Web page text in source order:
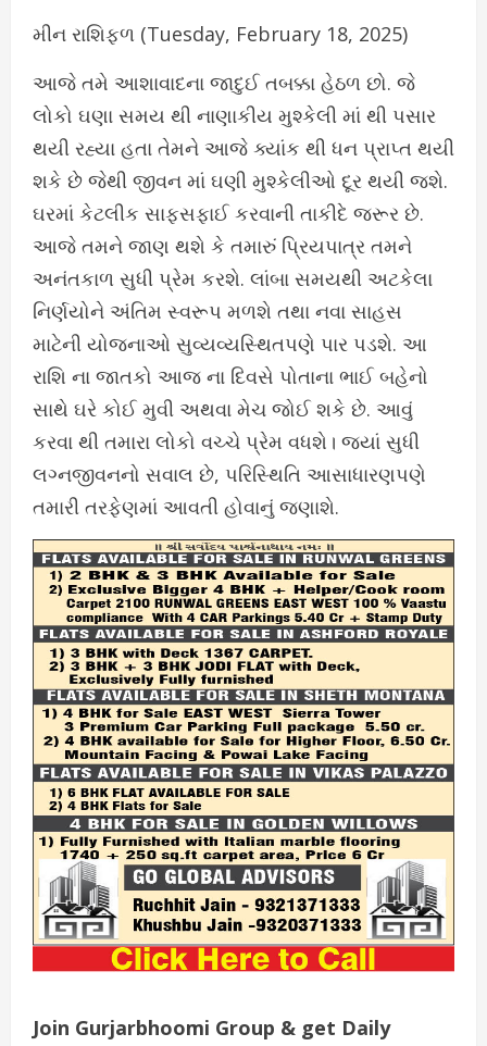
મીન રાશિફળ (Tuesday, February 18, 2025)
આજે તમે આશાવાદના જાદુઈ તબક્કા હેઠળ છો. જે
લોકો ઘણા સમય થી નાણાકીય મુશ્કેલી માં થી પસાર
થયી રહ્યા હતા તેમને આજે ક્યાંક થી ધન પ્રાપ્ત થયી
શકે છે જેથી જીવન માં ઘણી મુશ્કેલીઓ દૂર થયી જશે.
ઘરમાં કેટલીક સાફસફાઈ કરવાની તાકીદે જરૂર છે.
આજે તમને જાણ થશે કે તમારું પ્રિયપાત્ર તમને
અનંતકાળ સુધી પ્રેમ કરશે. લાંબા સમયથી અટકેલા
નિર્ણયોને અંતિમ સ્વરૂપ મળશે તથા નવા સાહસ
માટેની યોજનાઓ સુવ્યવ્યસ્થિતપણે પાર પડશે. આ
રાશિ ના જાતકો આજ ના દિવસે પોતાના ભાઈ બહેનો
સાથે ઘરે કોઈ મુવી અથવા મેચ જોઈ શકે છે. આવું
કરવા થી તમારા લોકો વચ્ચે પ્રેમ વધશે। જ્યાં સુધી
લગ્નજીવનનો સવાલ છે, પરિસ્થિતિ આસાધારણપણે
તમારી તરફેણમાં આવતી હોવાનું જણાશે.
Join Gurjarbhoomi Group & get Daily